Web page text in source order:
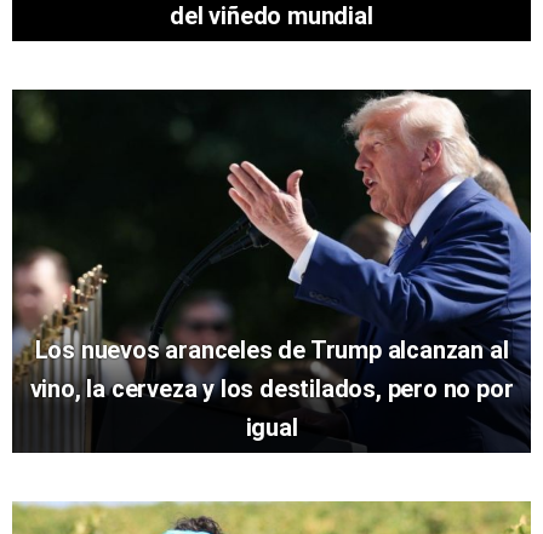
del viñedo mundial
Los nuevos aranceles de Trump alcanzan al
vino, la cerveza y los destilados, pero no por
igual